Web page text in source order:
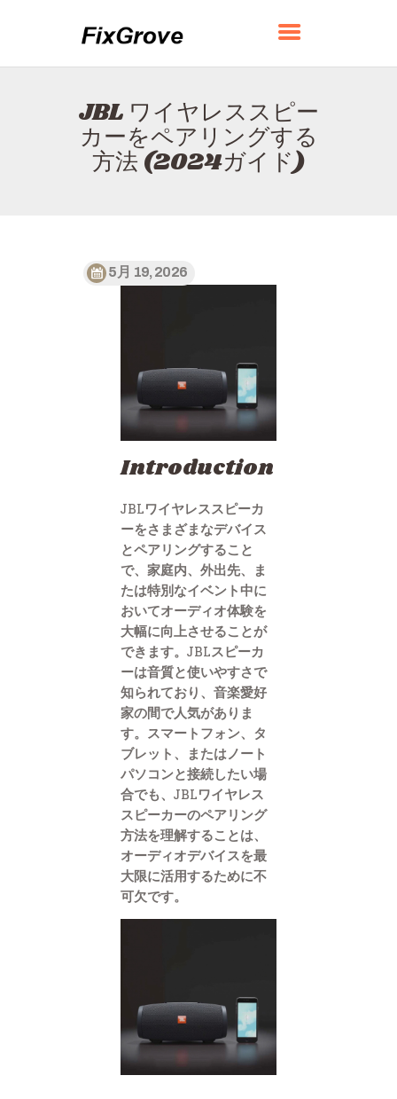
JBL ワイヤレススピー
カーをペアリングする
方法 (2024ガイド)
FIXGROVE
ホーム
FIXGROVEについて
お問い合わせ
5月 19, 2026
Introduction
JBLワイヤレススピーカ
ーをさまざまなデバイス
とペアリングすること
で、家庭内、外出先、ま
たは特別なイベント中に
おいてオーディオ体験を
大幅に向上させることが
できます。JBLスピーカ
ーは音質と使いやすさで
知られており、音楽愛好
家の間で人気がありま
す。スマートフォン、タ
ブレット、またはノート
パソコンと接続したい場
合でも、JBLワイヤレス
スピーカーのペアリング
方法を理解することは、
オーディオデバイスを最
大限に活用するために不
可欠です。